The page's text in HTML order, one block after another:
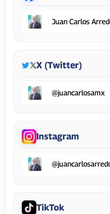
Juan Carlos
X (Twitter)
@juancarlosamx
Instagram
TikTok